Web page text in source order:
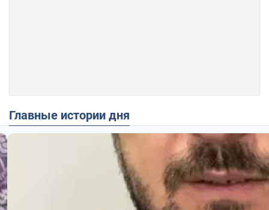
Главные истории дня